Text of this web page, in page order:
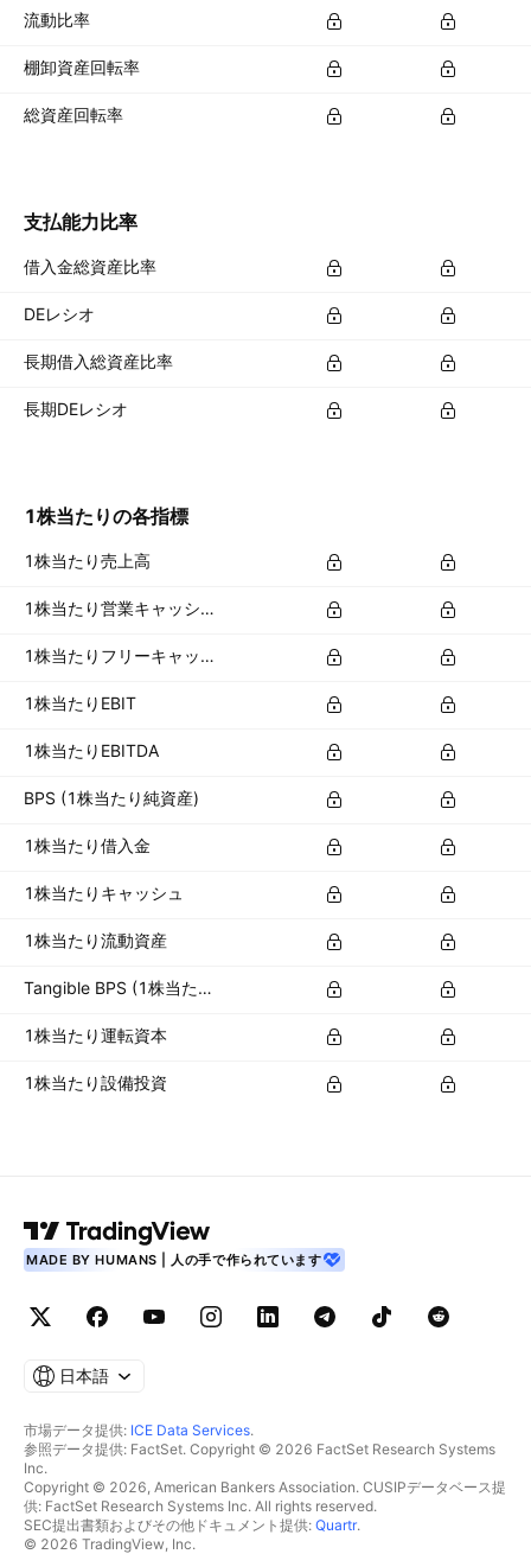
流動比率
棚卸資産回転率
総資産回転率
支払能力比率
借入金総資産比率
DEレシオ
長期借入総資産比率
長期DEレシオ
1株当たりの各指標
1株当たり売上高
1株当たり営業キャッシュフロー
1株当たりフリーキャッシュフロー
1株当たりEBIT
1株当たりEBITDA
BPS (1株当たり純資産)
1株当たり借入金
1株当たりキャッシュ
1株当たり流動資産
Tangible BPS (1株当たり有形資産)
1株当たり運転資本
1株当たり設備投資
MADE BY HUMANS | 人の手で作られています
日本語
市場データ提供: ICE Data Services.
参照データ提供: FactSet. Copyright © 2026 FactSet Research Systems
Inc.
Copyright © 2026, American Bankers Association. CUSIPデータベース提
供: FactSet Research Systems Inc. All rights reserved.
SEC提出書類およびその他ドキュメント提供: Quartr.
© 2026 TradingView, Inc.